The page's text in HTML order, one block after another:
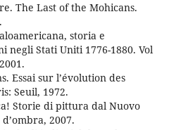
The Last of the Mohicans.
storia e
Stati Uniti 1776-1880. Vol
Essai sur l’évolution des
Seuil, 1972.
Storie di pittura dal Nuovo
2007.